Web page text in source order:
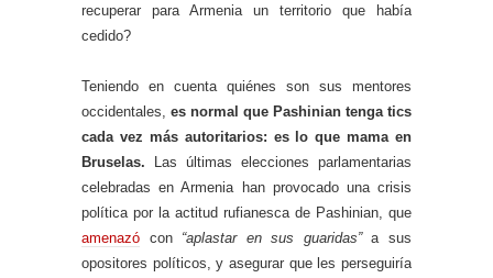
recuperar para Armenia un territorio que había
cedido?
Teniendo en cuenta quiénes son sus mentores
occidentales, es normal que Pashinian tenga tics
cada vez más autoritarios: es lo que mama en
Bruselas. Las últimas elecciones parlamentarias
celebradas en Armenia han provocado una crisis
política por la actitud rufianesca de Pashinian, que
amenazó con “aplastar en sus guaridas”a sus
opositores políticos, y asegurar que les perseguiría